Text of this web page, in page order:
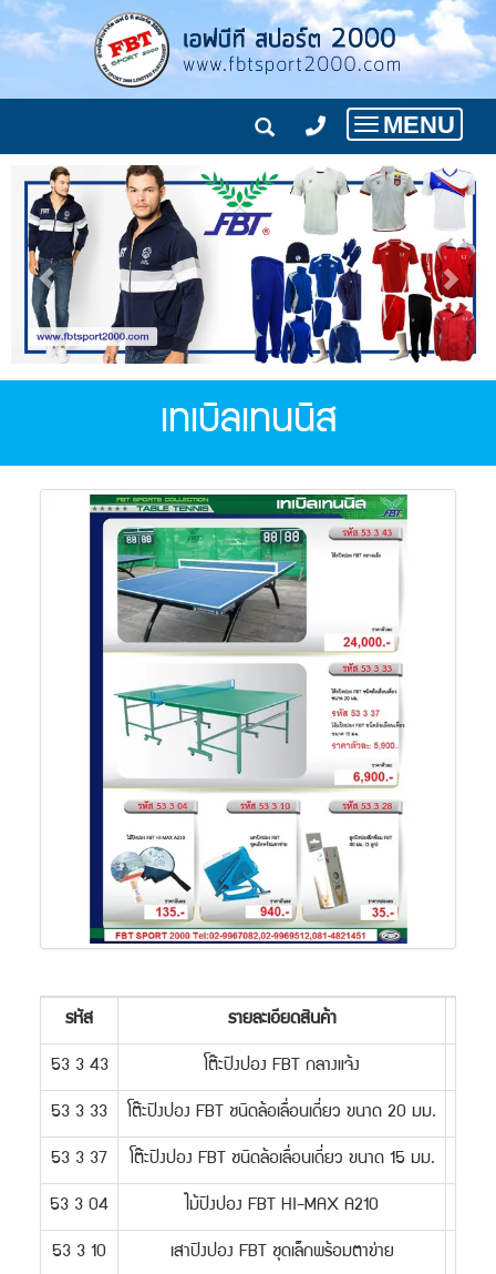
Toggle
navigation
MENU
เทเบิลเทนนิส
รหัส รายละเอียดสินค้า
53 3 43 โต๊ะปิงปอง FBT กลางแจ้ง
53 3 33 โต๊ะปิงปอง FBT ชนิดล้อเลื่อนเดี่ยว ขนาด 20 มม.
53 3 37 โต๊ะปิงปอง FBT ชนิดล้อเลื่อนเดี่ยว ขนาด 15 มม.
53 3 04 ไม้ปิงปอง FBT HI-MAX A210
53 3 10 เสาปิงปอง FBT ชุดเล็กพร้อมตาข่าย